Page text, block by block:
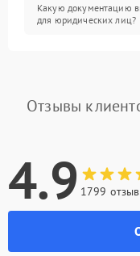
Какую документацию
для юридических лиц?
Отзывы
4.9 1799